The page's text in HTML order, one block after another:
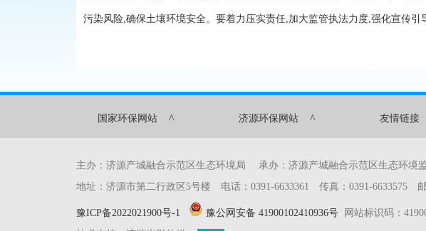
污染风险,确保土壤环境安全。要着力压实责任,加大监管执法力度,强化宣传引
国家环保网站 ^ 济源环保网站 ^ 友情链接
主办：济源产城融合示范区生态环境局 承办：济源产城融合示范区生态环
地址：济源市第二行政区5号楼 电话：0391-6633361 传真：0391-6633575 邮
豫ICP备2022021900号-1 豫公网安备 41900102410936号 网站标识码：